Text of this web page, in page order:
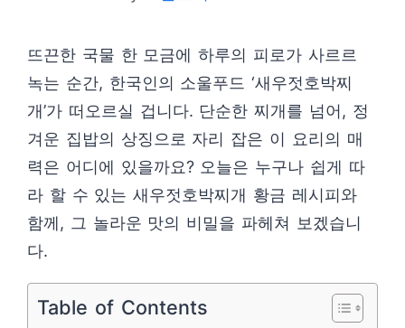
뜨끈한 국물 한 모금에 하루의 피로가 사르르
녹는 순간, 한국인의 소울푸드 ‘새우젓호박찌
개’가 떠오르실 겁니다. 단순한 찌개를 넘어, 정
겨운 집밥의 상징으로 자리 잡은 이 요리의 매
력은 어디에 있을까요? 오늘은 누구나 쉽게 따
라 할 수 있는 새우젓호박찌개 황금 레시피와
함께, 그 놀라운 맛의 비밀을 파헤쳐 보겠습니
다.
Table of Contents